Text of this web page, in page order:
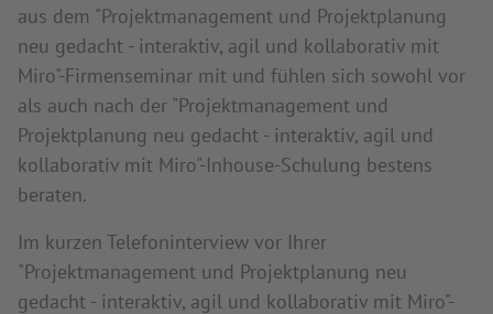
aus dem "Projektmanagement und Projektplanung
neu gedacht - interaktiv, agil und kollaborativ mit
Miro"-Firmenseminar mit und fühlen sich sowohl vor
als auch nach der "Projektmanagement und
Projektplanung neu gedacht - interaktiv, agil und
kollaborativ mit Miro"-Inhouse-Schulung bestens
beraten.
Im kurzen Telefoninterview vor Ihrer
"Projektmanagement und Projektplanung neu
gedacht - interaktiv, agil und kollaborativ mit Miro"-